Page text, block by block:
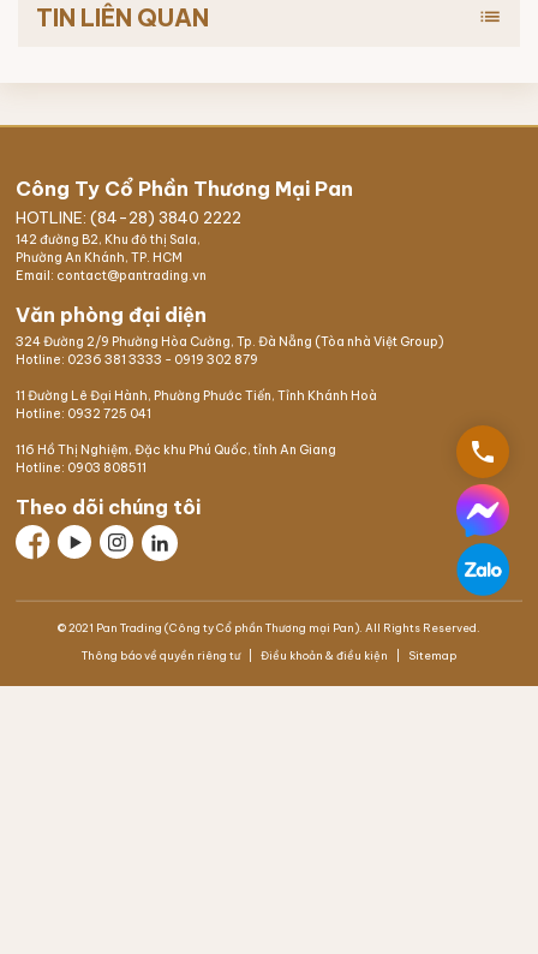
TIN LIÊN QUAN list
Công Ty Cổ Phần Thương Mại Pan
HOTLINE: (84-28) 3840 2222
142 đường B2, Khu đô thị Sala,
Phường An Khánh, TP. HCM
Email: contact@pantrading.vn
Văn phòng đại diện
324 Đường 2/9 Phường Hòa Cường, Tp. Đà Nẵng (Tòa nhà Việt Group)
Hotline: 0236 381 3333 - 0919 302 879
11 Đường Lê Đại Hành, Phường Phước Tiến, Tỉnh Khánh Hoà
Hotline: 0932 725 041
116 Hồ Thị Nghiệm, Đặc khu Phú Quốc, tỉnh An Giang
Hotline: 0903 808511
Theo dõi chúng tôi
© 2021 Pan Trading (Công ty Cổ phần Thương mại Pan). All Rights Reserved.
Thông báo về quyền riêng tư Điều khoản & điều kiện Sitemap
phone